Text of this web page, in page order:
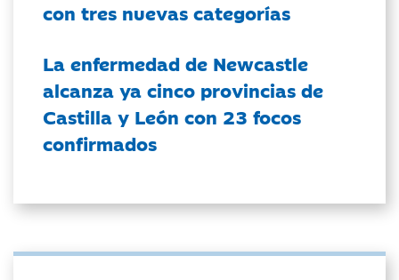
con tres nuevas categorías
La enfermedad de Newcastle
alcanza ya cinco provincias de
Castilla y León con 23 focos
confirmados